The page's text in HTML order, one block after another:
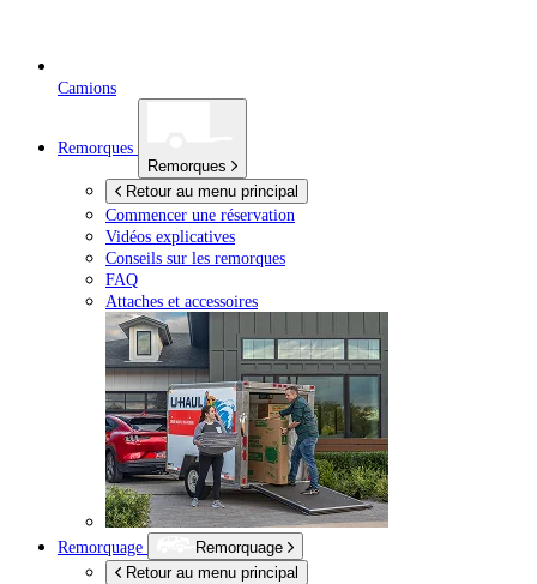
Camions
Remorques
Remorques
Retour au menu principal
Commencer une réservation
Vidéos explicatives
Conseils sur les remorques
FAQ
Attaches et accessoires
Remorquage
Remorquage
Retour au menu principal